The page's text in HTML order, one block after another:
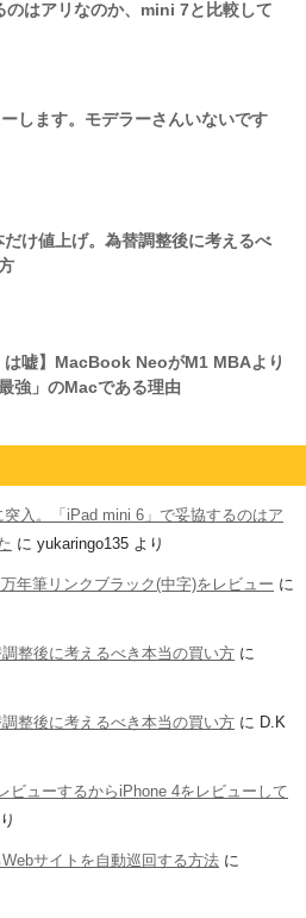
のはアリなのか、mini 7と比較して
します。モデラーさんいないです
け値上げ。為替調整後に考えるべ
は嘘】MacBook NeoがM1 MBAより
強」のMacである理由
入。「iPad mini 6」で妥協するのはア
に yukaringo135 より
年筆リンクブラック(中字)をレビュー に
整後に考えるべき本当の買い方 に
整後に考えるべき本当の買い方 に D.K
ビューするからiPhone 4をレビューして
サイトを自動巡回する方法 に